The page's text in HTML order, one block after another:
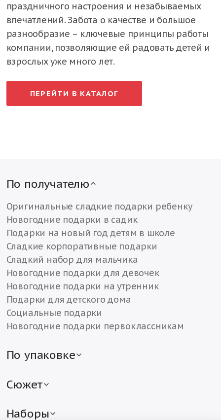
праздничного настроения и незабываемых
впечатлений. Забота о качестве и большое
разнообразие – ключевые принципы работы
компании, позволяющие ей радовать детей и
взрослых уже много лет.
ПЕРЕЙТИ В КАТАЛОГ
По получателю
Оригинальные сладкие подарки ребенку
Новогодние подарки в садик
Подарки на новый год детям в школе
Сладкие корпоративные подарки
Сладкий набор для мальчика
Новогодние подарки для девочек
Новогодние подарки на утренник
Подарки для детского дома
Социальные подарки
Новогодние подарки первоклассникам
По упаковке
Детские подарки в картонной упаковке
Сладкие подарки в различной упаковке
Сюжет
Мягкие сладкие подарки с игрушкой
Наборы